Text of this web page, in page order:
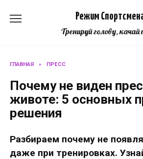
Режим
Тренируй голову, качай
ГЛАВНАЯ » ПРЕСС
Почему не виден
животе: 5 основных
решения
Разбираем почему не
даже при тренировках.